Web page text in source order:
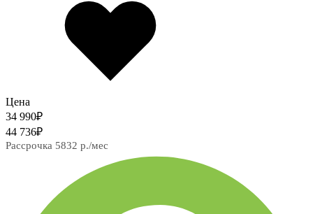
Цена
34 990₽
44 736₽
Рассрочка 5832 р./мес